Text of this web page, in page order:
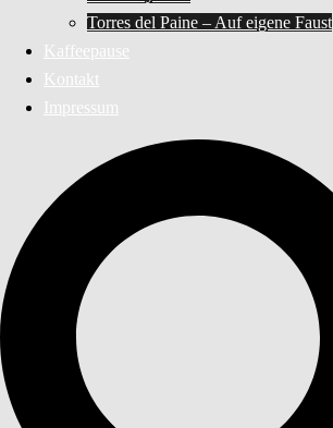
Torres del Paine – Auf eigene Faust
Kaffeepause
Kontakt
Impressum